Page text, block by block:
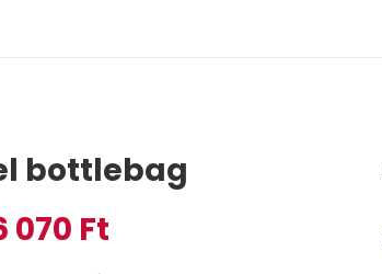
bottlebag
price was: 7 590 Ft.
070 Ft